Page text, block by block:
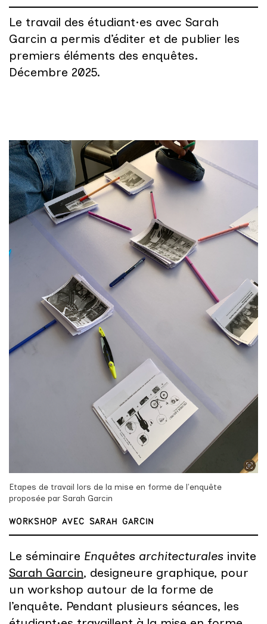
Le travail des étudiant·es avec Sarah
Garcin a permis d’éditer et de publier les
premiers éléments des enquêtes.
Décembre 2025.
Etapes de travail lors de la mise en forme de l'enquête
proposée par Sarah Garcin
WORKSHOP AVEC SARAH GARCIN
Le séminaire Enquêtes architecturales invite
Sarah Garcin, designeure graphique, pour
un workshop autour de la forme de
l’enquête. Pendant plusieurs séances, les